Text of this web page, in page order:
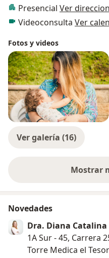
Presencial Ver
Videoconsulta Ver
Fotos y videos
Ver galería (16)
Mostrar
Novedades
Dra. Diana Catalina
1A Sur - 45, Carrera
Torre Medica el